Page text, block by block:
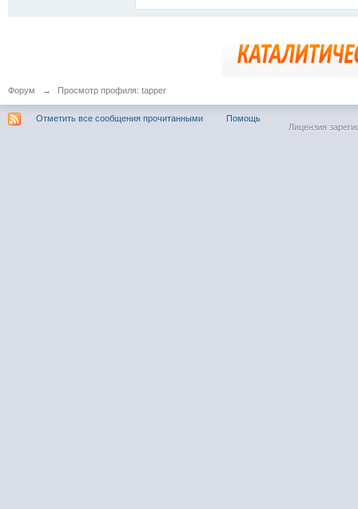
Форум → Просмотр профиля: tapper
Отметить все сообщения прочитанными
Помощь
Лицензия